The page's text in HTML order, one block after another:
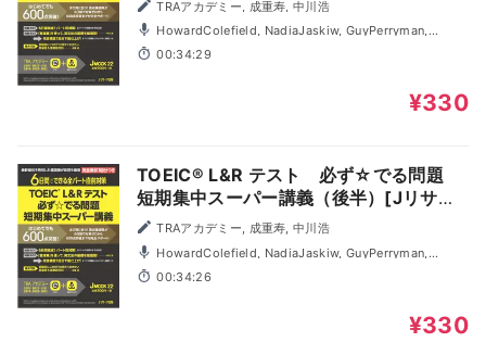
TRAアカデミー, 成重寿, 中川浩
SarahGreaves
00:34:29
¥330
TOEIC® L&R テスト 必ず☆でる問題
短期集中スーパー講義（後半）[Jリサー
チ出版]
TRAアカデミー, 成重寿, 中川浩
SarahGreaves
00:34:26
¥330